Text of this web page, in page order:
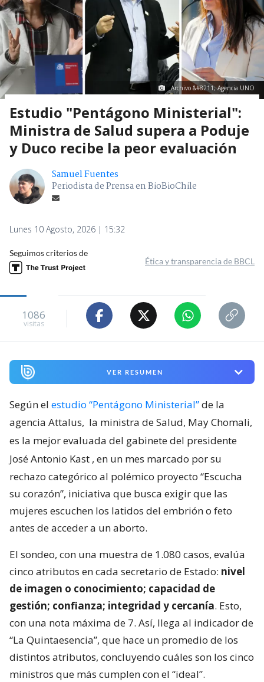
Archivo &#8211; Agencia UNO
Estudio "Pentágono Ministerial":
Ministra de Salud supera a Poduje
y Duco recibe la peor evaluación
Samuel Fuentes
Periodista de Prensa en BioBioChile
Lunes 10 Agosto, 2026 | 15:32
Seguimos criterios de
Ética y transparencia de BBCL
1086
visitas
VER RESUMEN
Según el estudio “Pentágono Ministerial”de la
agencia Attalus, la ministra de Salud, May Chomali,
es la mejor evaluada del gabinete del presidente
José Antonio Kast , en un mes marcado por su
rechazo categórico al polémico proyecto “Escucha
su corazón”, iniciativa que busca exigir que las
mujeres escuchen los latidos del embrión o feto
antes de acceder a un aborto.
El sondeo, con una muestra de 1.080 casos, evalúa
cinco atributos en cada secretario de Estado: nivel
de imagen o conocimiento; capacidad de
gestión; confianza; integridad y cercanía. Esto,
con una nota máxima de 7. Así, llega al indicador de
“La Quintaesencia”, que hace un promedio de los
distintos atributos, concluyendo cuáles son los cinco
ministros que más cumplen con el “ideal”.